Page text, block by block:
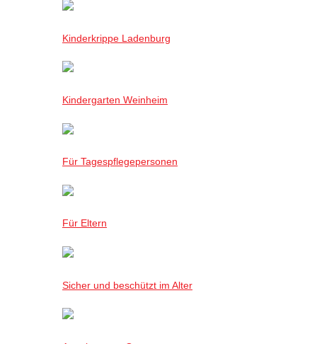
Kinderkrippe Ladenburg
Kindergarten Weinheim
Für Tagespflegepersonen
Für Eltern
Sicher und beschützt im Alter